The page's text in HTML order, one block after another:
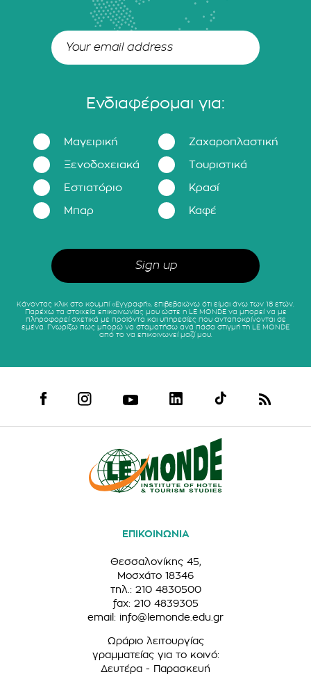
Ενδιαφέρομαι για:
Μαγειρική Ζαχαροπλαστική
Ξενοδοχειακά Τουριστικά
Εστιατόριο Κρασί
Μπαρ Καφέ
Κάνοντας κλικ στο κουμπί «Εγγραφή», επιβεβαιώνω ότι είμαι άνω των 18 ετών.
Παρέχω τα στοιχεία επικοινωνίας μου ώστε η LE MONDE να μπορεί να με
πληροφορεί σχετικά με προϊόντα και υπηρεσίες που ανταποκρίνονται σε
εμένα. Γνωρίζω πως μπορώ να σταματήσω ανά πάσα στιγμή τη LE MONDE
από το να επικοινωνεί μαζί μου.
ΕΠΙΚΟΙΝΩΝΙΑ
Θεσσαλονίκης 45,
Μοσχάτο 18346
τηλ.: 210 4830500
fax: 210 4839305
email: info@lemonde.edu.gr
Ωράριο λειτουργίας
γραμματείας για το κοινό:
Δευτέρα - Παρασκευή